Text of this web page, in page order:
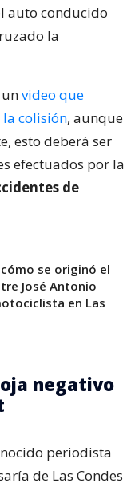
auto conducido
la
video que
colisión, aunque
esto deberá ser
efectuados por la
de
se originó el
José Antonio
en Las
negativo
periodista
de Las Condes